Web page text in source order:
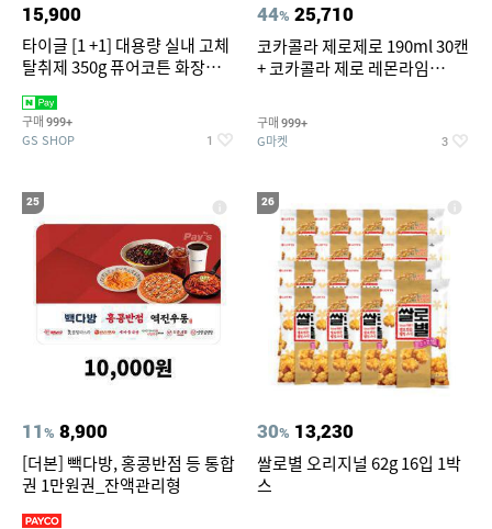
15,900
타이글 [1 +1] 대용량 실내 고체
탈취제 350g 퓨어코튼 화장실
구매 999+
GS SHOP 1
44% 25,710
코카콜라 제로제로 190ml 30캔
+ 코카콜라 제로 레몬라임
티커 세트
구매 999+
G마켓 3
25
11% 8,900
[더본] 빽다방, 홍콩반점 등 통합
권 1만원권_잔액관리형
26
30% 13,230
쌀로별 오리지널 62g 16입 1박
스